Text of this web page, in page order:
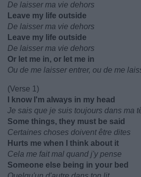
De laisser ma vie dehors
Leave my life outside
De laisser ma vie dehors
Leave my life outside
De laisser ma vie dehors
Or let me in, or let me in
Ou de me laisser entrer, ou de me
(Verse 1)
I know I'm always in my head
Je sais que je suis toujours dans ma
Some things, they must be said
Certaines choses doivent être dites
Hurts me when I think about it
Cela me fait mal quand j'y pense
Someone else being in your bed